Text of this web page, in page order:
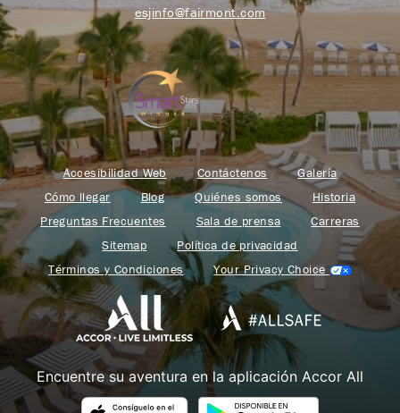
esjinfo@fairmont.com
Accesibilidad Web Contáctenos
Galería
Cómo llegar
Blog Quiénes somos
Historia
Preguntas Frecuentes
Sala de prensa
Carreras
Sitemap
Política de privacidad
Términos y Condiciones
Your Privacy Choice
Encuentre su aventura en la aplicación Accor All